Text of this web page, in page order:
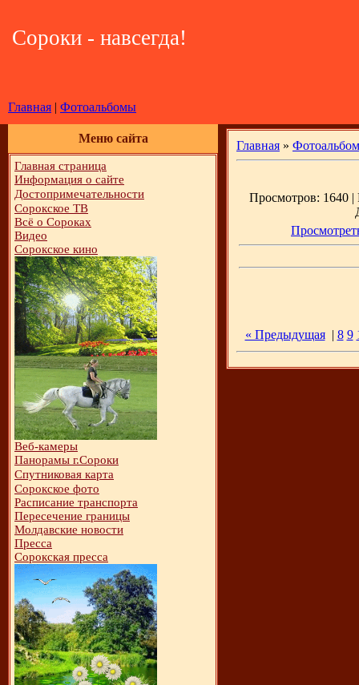
Сороки - навсегда!
Главная | Фотоальбомы
Меню сайта
Главная страница
Информация о сайте
Достопримечательности
Сорокское ТВ
Всё о Сороках
Видео
Сорокское кино
Веб-камеры
Панорамы г.Сороки
Спутниковая карта
Сорокское фото
Расписание транспорта
Пересечение границы
Молдавские новости
Пресса
Сорокская пресса
Главная » Фотоальбом
Просмотров: 1640 |
« Предыдущая| 8 9